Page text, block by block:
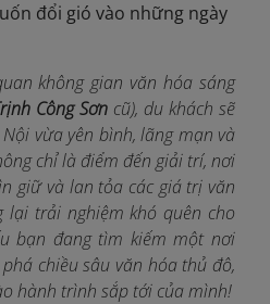
đổi gió vào những ngày
không gian văn hóa sáng
Công Sơncũ), du khách sẽ
vừa yên bình, lãng mạn và
chỉ là điểm đến giải trí, nơi
giữ và lan tỏa các giá trị văn
lại trải nghiệm khó quên cho
bạn đang tìm kiếm một nơi
chiều sâu văn hóa thủ đô,
hành trình sắp tới của mình!